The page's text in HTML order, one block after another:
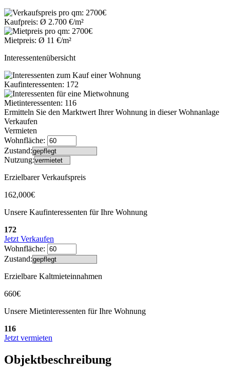
Kaufpreis: Ø 2.700 €/m²
Mietpreis: Ø 11 €/m²
Interessentenübersicht
Kaufinteressenten: 172
Mietinteressenten: 116
Ermitteln Sie den Marktwert Ihrer Wohnung in dieser Wohnanlage
Verkaufen
Vermieten
Wohnfläche:
Zustand:
Nutzung:
Erzielbarer Verkaufspreis
162,000€
Unsere Kaufinteressenten für Ihre Wohnung
172
Jetzt Verkaufen
Wohnfläche:
Zustand:
Erzielbare Kaltmieteinnahmen
660€
Unsere Mietinteressenten für Ihre Wohnung
116
Jetzt vermieten
Objektbeschreibung